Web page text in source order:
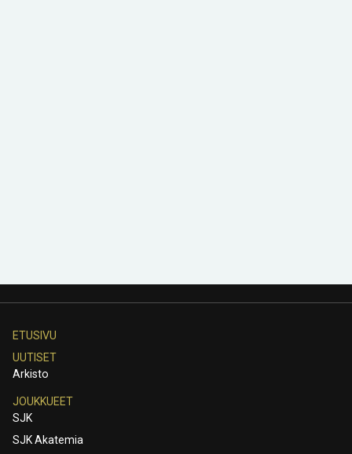
ETUSIVU
UUTISET
Arkisto
JOUKKUEET
SJK
SJK Akatemia